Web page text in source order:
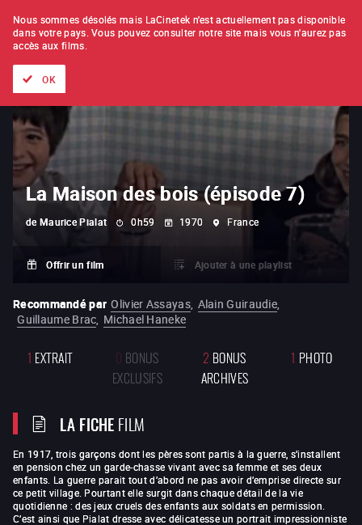
À L'UNITÉ ABONNEMENT
La Maison des bois (épisode 7)
de Maurice Pialat 0h59 1970 France
Offrir un film Ajouter à une playlist
Recommandé par Olivier Assayas, Alain Guiraudie,
Guillaume Brac, Michael Haneke
1 EXTRAIT 0 BONUS
EXCLUSIFS
2 BONUS
ARCHIVES
1 PHOTO
LA FICHEFILM
En 1917, trois garçons dont les pères sont partis à la guerre, s’installent
en pension chez un garde-chasse vivant avec sa femme et ses deux
enfants. La guerre parait tout d’abord ne pas avoir d’emprise directe sur
ce petit village. Pourtant elle surgit dans chaque détail de la vie
quotidienne : des jeux cruels des enfants aux soldats en permission.
C’est ainsi que Pialat dresse avec délicatesse un portrait impressionniste
Nous sommes désolés mais LaCinetek n'est actuellement pas disponible
dans votre pays. Vous pouvez consulter notre site mais vous n'aurez pas
accès aux films.
OK